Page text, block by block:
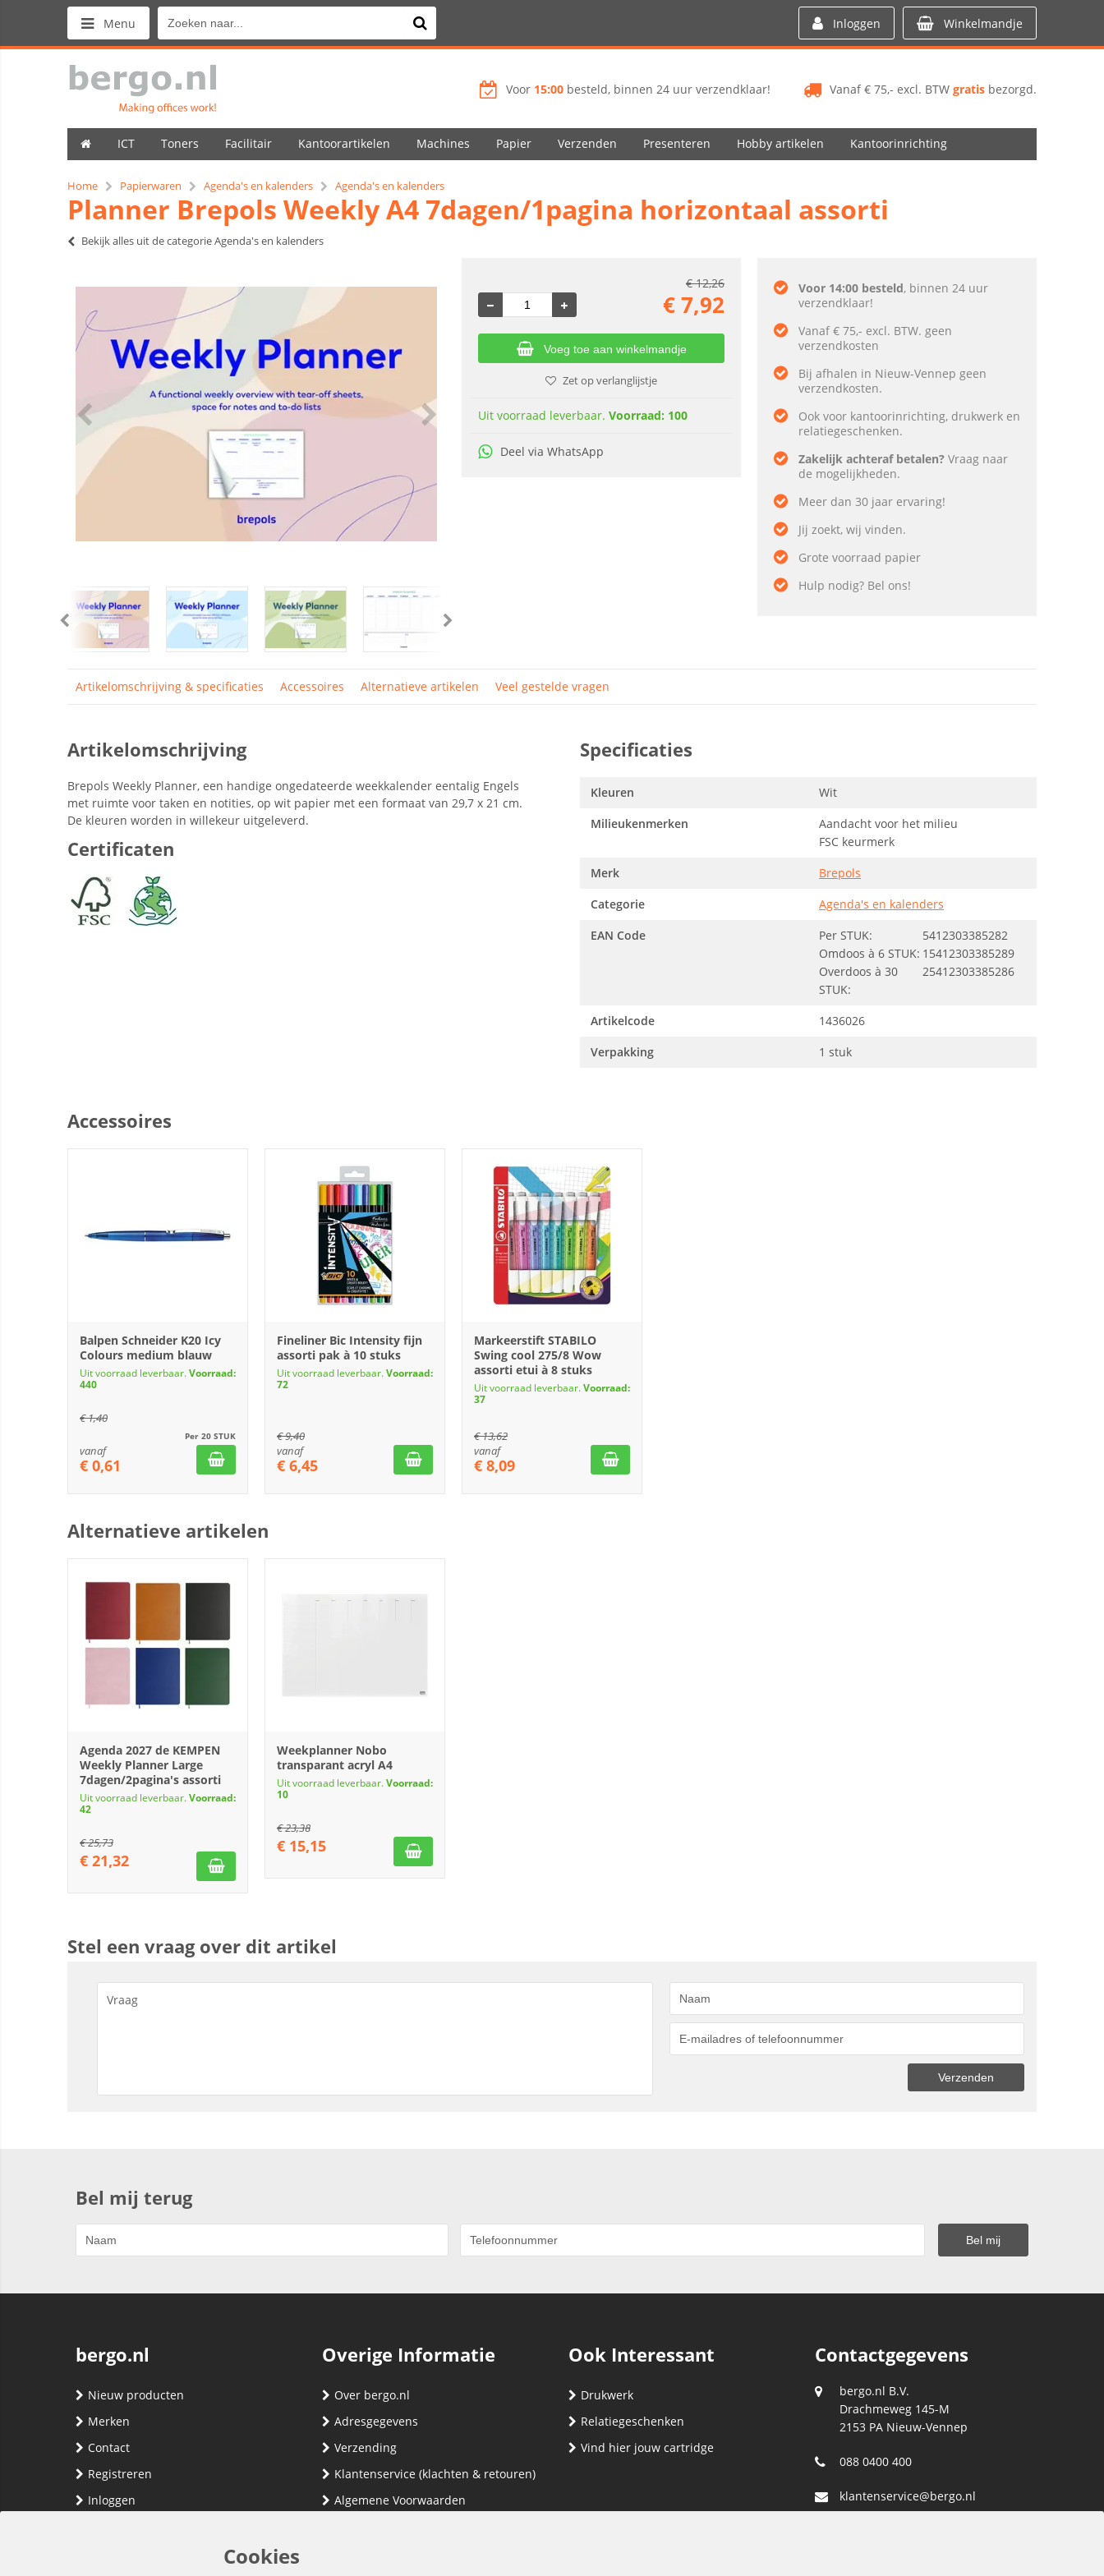
Menu Inloggen Winkelmandje
Vanaf € 75,- excl. BTW gratis bezorgd.
Voor 15:00 besteld, binnen 24 uur verzendklaar!
ICT Toners Facilitair Kantoorartikelen Machines Papier Verzenden Presenteren Hobby artikelen Kantoorinrichting
Home Papierwaren Agenda's en kalenders Agenda's en kalenders
Planner Brepols Weekly A4 7dagen/1pagina horizontaal assorti
Bekijk alles uit de categorie Agenda's en kalenders
€12,26
€7,92
Voeg toe aan winkelmandje
Zet op verlanglijstje
Uit voorraad leverbaar. Voorraad: 100
Deel via WhatsApp
Voor 14:00 besteld, binnen 24 uur
verzendklaar!
Vanaf € 75,- excl. BTW. geen
verzendkosten
Bij afhalen in Nieuw-Vennep geen
verzendkosten.
Ook voor kantoorinrichting, drukwerk en
relatiegeschenken.
Zakelijk achteraf betalen? Vraag naar
de mogelijkheden.
Meer dan 30 jaar ervaring!
Jij zoekt, wij vinden.
Grote voorraad papier
Hulp nodig? Bel ons!
Artikelomschrijving & specificaties Accessoires Alternatieve artikelen Veel gestelde vragen
Artikelomschrijving
Brepols Weekly Planner, een handige ongedateerde weekkalender eentalig Engels
met ruimte voor taken en notities, op wit papier met een formaat van 29,7 x 21 cm.
De kleuren worden in willekeur uitgeleverd.
Certificaten
Specificaties
Kleuren
Wit
Milieukenmerken
Aandacht voor het milieu
FSC keurmerk
Merk
Brepols
Categorie
Agenda's en kalenders
EAN Code
Per STUK:
5412303385282
Omdoos à 6 STUK: 15412303385289
Overdoos à 30
STUK:
25412303385286
Artikelcode
1436026
Verpakking
1 stuk
Accessoires
Balpen Schneider K20 Icy
Colours medium blauw
Uit voorraad leverbaar.Voorraad:
440
€1,40
Per 20 STUK
vanaf
€ 0,61
Fineliner Bic Intensity fijn
assorti pak à 10 stuks
Uit voorraad leverbaar.Voorraad:
72
€9,40
vanaf
€ 6,45
Markeerstift STABILO
Swing cool 275/8 Wow
assorti etui à 8 stuks
Uit voorraad leverbaar.Voorraad:
37
€13,62
vanaf
€ 8,09
Alternatieve artikelen
Agenda 2027 de KEMPEN
Weekly Planner Large
7dagen/2pagina's assorti
Uit voorraad leverbaar.Voorraad:
42
€25,73
€ 21,32
Weekplanner Nobo
transparant acryl A4
Uit voorraad leverbaar.Voorraad:
10
€23,38
€ 15,15
Stel een vraag over dit artikel
Bel mij terug
bergo.nl
Nieuw producten
Merken
Contact
Registreren
Inloggen
Overige Informatie
Over bergo.nl
Adresgegevens
Verzending
Klantenservice (klachten & retouren)
Algemene Voorwaarden
Ook Interessant
Drukwerk
Relatiegeschenken
Vind hier jouw cartridge
Contactgegevens
bergo.nl B.V.
Drachmeweg 145-M
2153 PA Nieuw-Vennep
088 0400 400
klantenservice@bergo.nl
Cookies